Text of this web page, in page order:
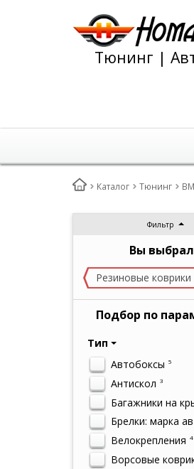
Тюнинг |
Каталог Тюнинг
Фильтр
Вы
Резиновые коврики
Подбор по
Тип
Автобоксы 5
Антискол 3
Багажники на
Брелки: марка
Велокрепления 4
Ворсовые